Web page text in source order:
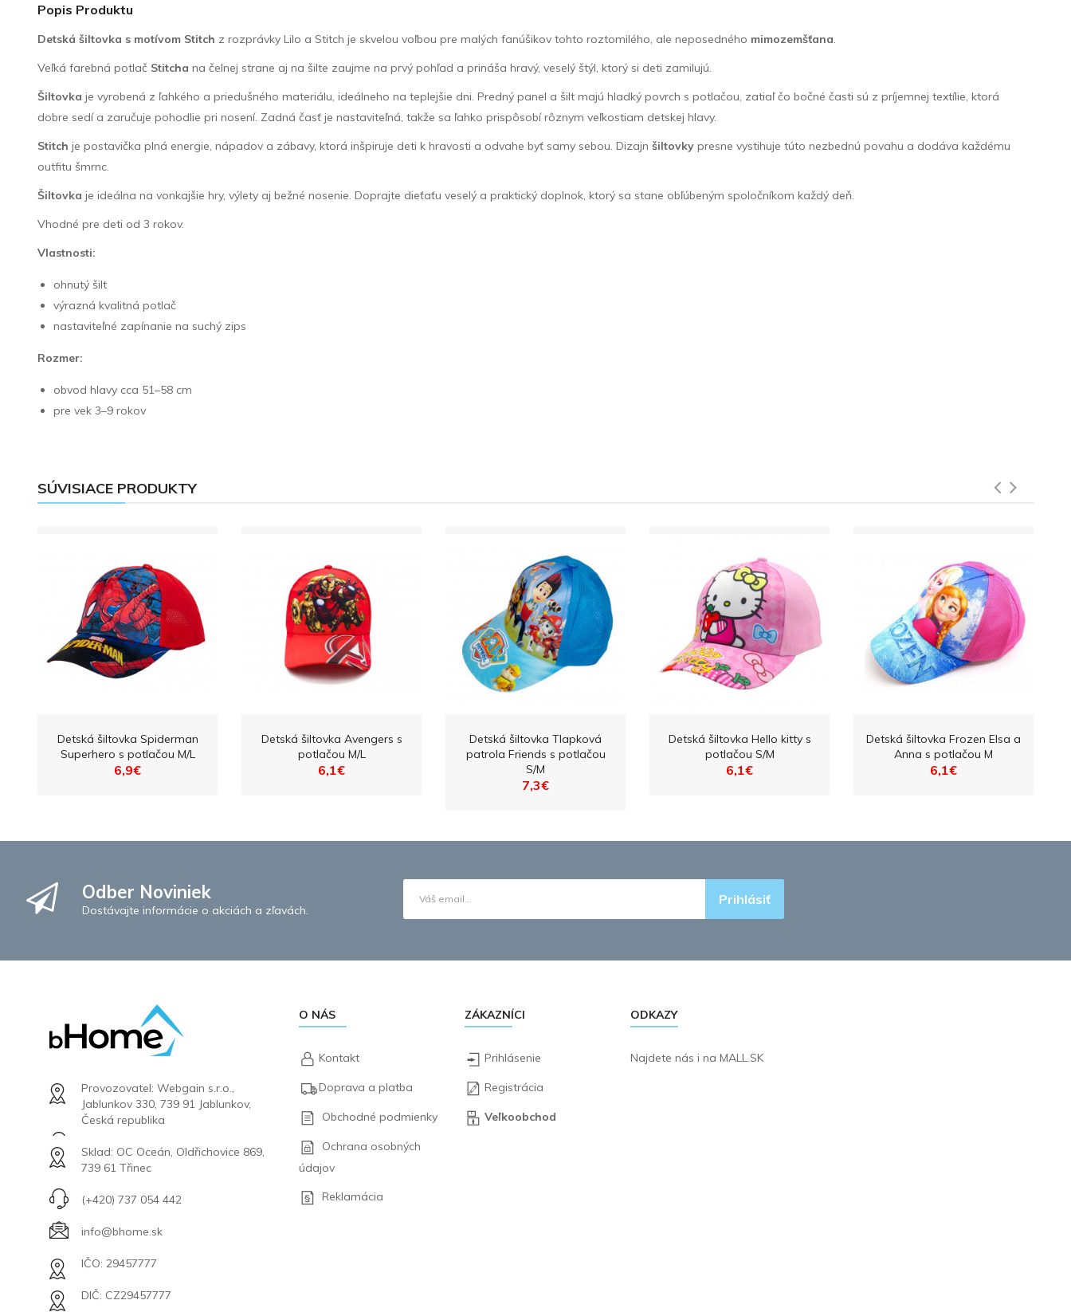
Popis Produktu
Detská šiltovka s motívom Stitch z rozprávky Lilo a Stitch je skvelou voľbou pre malých fanúšikov tohto roztomilého, ale neposedného mimozemšťana.
Veľká farebná potlač Stitcha na čelnej strane aj na šilte zaujme na prvý pohľad a prináša hravý, veselý štýl, ktorý si deti zamilujú.
Šiltovka je vyrobená z ľahkého a priedušného materiálu, ideálneho na teplejšie dni. Predný panel a šilt majú hladký povrch s potlačou, zatiaľ čo bočné časti sú z príjemnej textílie, ktorá
dobre sedí a zaručuje pohodlie pri nosení. Zadná časť je nastaviteľná, takže sa ľahko prispôsobí rôznym veľkostiam detskej hlavy.
Stitch je postavička plná energie, nápadov a zábavy, ktorá inšpiruje deti k hravosti a odvahe byť samy sebou. Dizajnšiltovky presne vystihuje túto nezbednú povahu a dodáva každému
outfitu šmrnc.
Šiltovka je ideálna na vonkajšie hry, výlety aj bežné nosenie. Doprajte dieťaťu veselý a praktický doplnok, ktorý sa stane obľúbeným spoločníkom každý deň.
Vhodné pre deti od 3 rokov.
Vlastnosti:
ohnutý šilt
výrazná kvalitná potlač
nastaviteľné zapínanie na suchý zips
Rozmer:
obvod hlavy cca 51–58 cm
pre vek 3–9 rokov
SÚVISIACE PRODUKTY
Detská šiltovka Spiderman
Superhero s potlačou M/L
6,9€
Detská šiltovka Avengers s
potlačou M/L
6,1€
Detská šiltovka Tlapková
patrola Friends s potlačou
S/M
7,3€
Detská šiltovka Hello kitty s
potlačou S/M
6,1€
Detská šiltovka Frozen Elsa a
Anna s potlačou M
6,1€
Odber Noviniek
Dostávajte informácie o akciách a zľavách.
Prihlásiť
Provozovatel: Webgain s.r.o.,
Jablunkov 330, 739 91 Jablunkov,
Česká republika
Sklad: OC Oceán, Oldřichovice 869,
739 61 Třinec
(+420) 737 054 442
info@bhome.sk
IČO: 29457777
DIČ: CZ29457777
O NÁS
Kontakt
Doprava a platba
Obchodné podmienky
Ochrana osobných
údajov
Reklamácia
ZÁKAZNÍCI
Prihlásenie
Registrácia
Veľkoobchod
ODKAZY
Najdete nás i naMALL.SK